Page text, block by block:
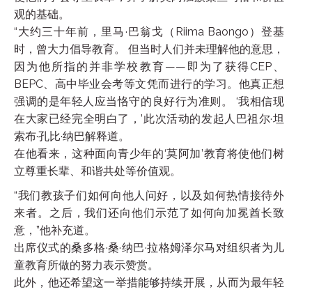
观的基础。
“大约三十年前，里马·巴翁戈（Riima Baongo）登基
时，曾大力倡导教育。 但当时人们并未理解他的意思，
因为他所指的并非学校教育——即为了获得CEP、
BEPC、高中毕业会考等文凭而进行的学习。他真正想
强调的是年轻人应当恪守的良好行为准则。 ‘我相信现
在大家已经完全明白了，’此次活动的发起人巴祖尔·坦
索布·孔比·纳巴解释道。
在他看来，这种面向青少年的‘莫阿加’教育将使他们树
立尊重长辈、和谐共处等价值观。
“我们教孩子们如何向他人问好，以及如何热情接待外
来者。之后，我们还向他们示范了如何向加冕酋长致
意，”他补充道。
出席仪式的桑多格·桑·纳巴·拉格姆泽尔马对组织者为儿
童教育所做的努力表示赞赏。
此外，他还希望这一举措能够持续开展，从而为最年轻